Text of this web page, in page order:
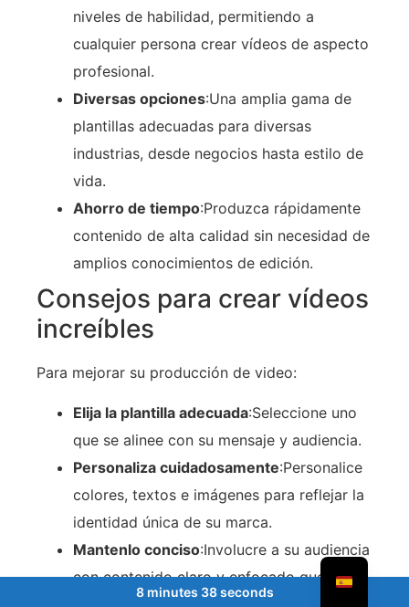
niveles de habilidad, permitiendo a
cualquier persona crear vídeos de aspecto
profesional.
Diversas opciones:Una amplia gama de
plantillas adecuadas para diversas
industrias, desde negocios hasta estilo de
vida.
Ahorro de tiempo:Produzca rápidamente
contenido de alta calidad sin necesidad de
amplios conocimientos de edición.
Consejos para crear vídeos
increíbles
Para mejorar su producción de video:
Elija la plantilla adecuada:Seleccione uno
que se alinee con su mensaje y audiencia.
Personaliza cuidadosamente:Personalice
colores, textos e imágenes para reflejar la
identidad única de su marca.
Mantenlo conciso:Involucre a su audiencia
con contenido claro y enfocado que
8 minutes 38 seconds